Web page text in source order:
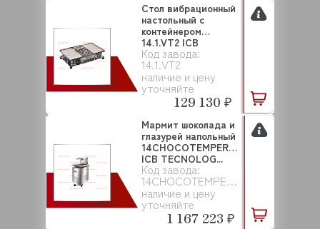
Код завода:
14.1.VT2
наличие и цену
уточняйте
Стол вибрационный
настольный с
контейнером
14.1.VT2 ICB
TECNOLOGI...
129 130 ₽
Код завода:
14CHOCOTEMPER12
наличие и цену
уточняйте
Мармит шоколада и
глазурей напольный
14CHOCOTEMPER12
ICB TECNOLOG...
1 167 223 ₽